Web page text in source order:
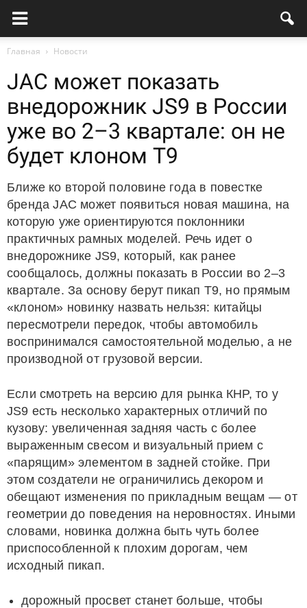
Главная Новости
JAC может показать
внедорожник JS9 в России
уже во 2–3 квартале: он не
будет клоном T9
Ближе ко второй половине года в повестке
бренда JAC может появиться новая машина, на
которую уже ориентируются поклонники
практичных рамных моделей. Речь идет о
внедорожнике JS9, который, как ранее
сообщалось, должны показать в России во 2–3
квартале. За основу берут пикап T9, но прямым
«клоном» новинку назвать нельзя: китайцы
пересмотрели передок, чтобы автомобиль
воспринимался самостоятельной моделью, а не
производной от грузовой версии.
Если смотреть на версию для рынка КНР, то у
JS9 есть несколько характерных отличий по
кузову: увеличенная задняя часть с более
выраженным свесом и визуальный прием с
«парящим» элементом в задней стойке. При
этом создатели не ограничились декором и
обещают изменения по прикладным вещам — от
геометрии до поведения на неровностях. Иными
словами, новинка должна быть чуть более
приспособленной к плохим дорогам, чем
исходный пикап.
дорожный просвет станет больше, чтобы